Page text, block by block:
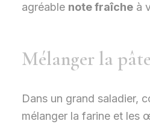
agréable note fraîcheà
Mélanger la
Dans un grand saladier,
mélanger la farine et les